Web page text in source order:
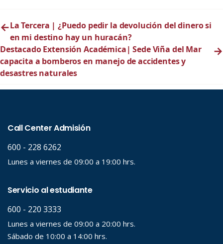
←La Tercera | ¿Puedo pedir la devolución del dinero si
en mi destino hay un huracán?
Destacado Extensión Académica| Sede Viña del Mar
capacita a bomberos en manejo de accidentes y
desastres naturales
→